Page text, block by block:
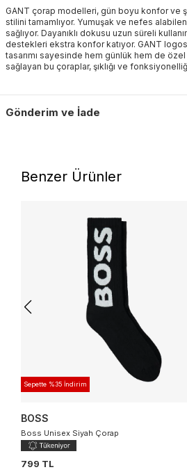
GANT çorap modelleri, gün boyu konfor ve
stilini tamamlıyor. Yumuşak ve nefes
sağlıyor. Dayanıklı dokusu uzun süreli
destekleri ekstra konfor katıyor. GANT
tasarımı sayesinde hem günlük hem de
sağlayan bu çoraplar, şıklığı ve
Gönderim ve İade
Benzer Ürünler
Sepette %35 İndirim
BOSS
Boss Unisex Siyah Çorap
799 TL